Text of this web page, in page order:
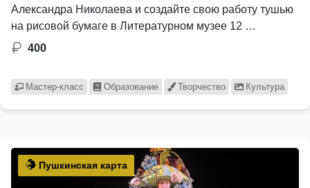
Александра Николаева и создайте свою работу тушью
на рисовой бумаге в Литературном музее 12 …
400
Мастер-класс Образование Творчество Культура
Пушкинская карта